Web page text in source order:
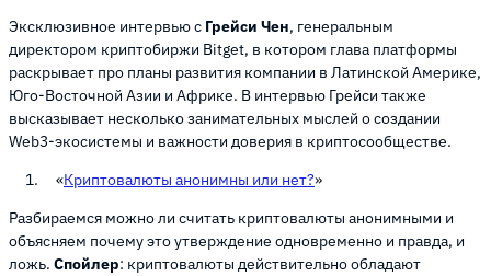
Эксклюзивное интервью с Грейси Чен, генеральным
директором криптобиржи Bitget, в котором глава платформы
раскрывает про планы развития компании в Латинской Америке,
Юго-Восточной Азии и Африке. В интервью Грейси также
высказывает несколько занимательных мыслей о создании
Web3-экосистемы и важности доверия в криптосообществе.
«Криптовалюты анонимны или нет?»
Разбираемся можно ли считать криптовалюты анонимными и
объясняем почему это утверждение одновременно и правда, и
ложь. Спойлер: криптовалюты действительно обладают